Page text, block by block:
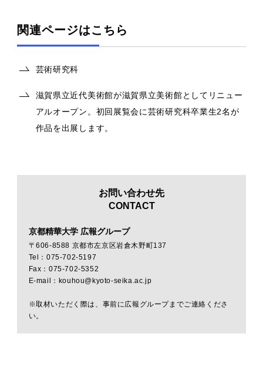
関連ページはこちら
芸術研究科
滋賀県立近代美術館が滋賀県立美術館としてリニュー
アルオープン。初回展覧会に芸術研究科卒業生2名が
作品を出展します。
お問い合わせ先
CONTACT
京都精華大学 広報グループ
〒606-8588 京都市左京区岩倉木野町137
Tel：075-702-5197
Fax：075-702-5352
E-mail：kouhou@kyoto-seika.ac.jp
※取材いただく際は、事前に広報グループまでご連絡くださ
い。